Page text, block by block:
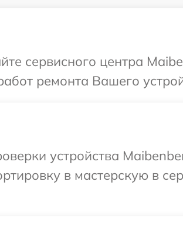
сервисного центра
ремонта Вашего
устройства
в мастерскую в